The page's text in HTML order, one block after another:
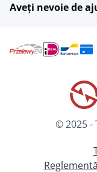
scufundare
Lumini de
Aveți nevoie de
© 2025 -